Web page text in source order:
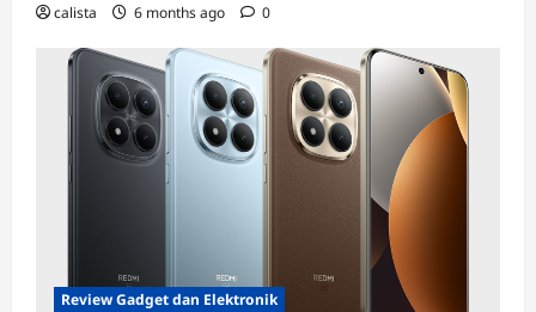
calista 6 months ago 0
Review Gadget dan Elektronik